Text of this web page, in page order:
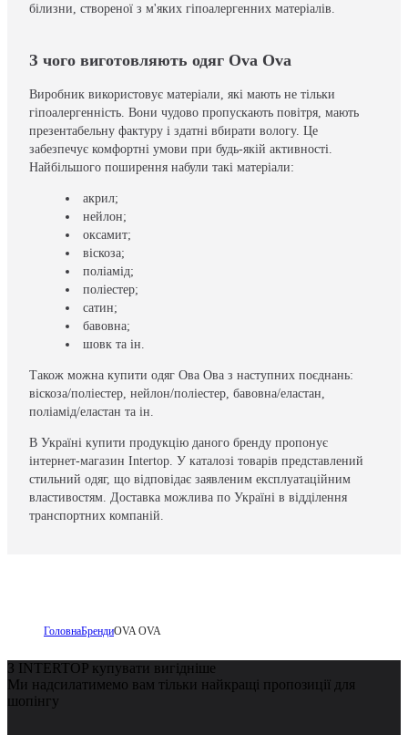
білизни, створеної з м'яких гіпоалергенних матеріалів.
З чого виготовляють одяг Ova Ova
Виробник використовує матеріали, які мають не тільки
гіпоалергенність. Вони чудово пропускають повітря, мають
презентабельну фактуру і здатні вбирати вологу. Це
забезпечує комфортні умови при будь-якій активності.
Найбільшого поширення набули такі матеріали:
акрил;
нейлон;
оксамит;
віскоза;
поліамід;
поліестер;
сатин;
бавовна;
шовк та ін.
Також можна купити одяг Ова Ова з наступних поєднань:
віскоза/поліестер, нейлон/поліестер, бавовна/еластан,
поліамід/еластан та ін.
В Україні купити продукцію даного бренду пропонує
інтернет-магазин Intertop. У каталозі товарів представлений
стильний одяг, що відповідає заявленим експлуатаційним
властивостям. Доставка можлива по Україні в відділення
транспортних компаній.
ГоловнаБрендиOVA OVA
З INTERTOP купувати вигідніше
Ми надсилатимемо вам тільки найкращі пропозиції для
шопінгу